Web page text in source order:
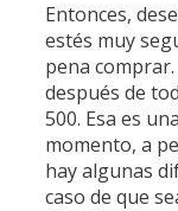
Entonces,
estés muy
pena
después de
500. Esa es
momento, a
hay algunas
caso de que